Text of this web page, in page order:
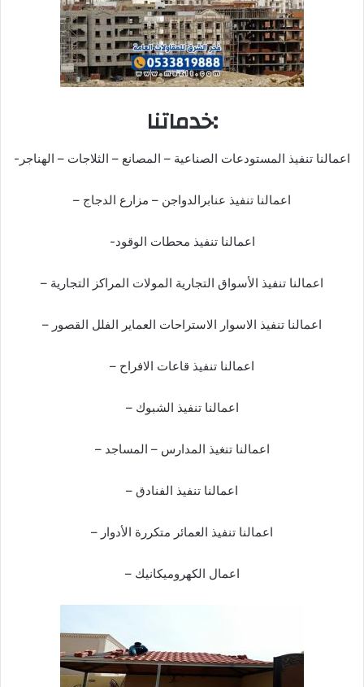
خدماتنا:
-اعمالنا تنفيذ المستودعات الصناعية – المصانع – الثلاجات – الهناجر
– اعمالنا تنفيذ عنابرالدواجن – مزارع الدجاج
-اعمالنا تنفيذ محطات الوقود
– اعمالنا تنفيذ الأسواق التجارية المولات المراكز التجارية
– اعمالنا تنفيذ الاسوار الاستراحات العماير الفلل القصور
– اعمالنا تنفيذ قاعات الافراح
– اعمالنا تنفيذ الشبوك
– اعمالنا تنغيذ المدارس – المساجد
– اعمالنا تنفيذ الفنادق
– اعمالنا تنفيذ العمائر متكررة الأدوار
– اعمال الكهروميكانيك